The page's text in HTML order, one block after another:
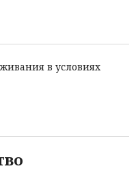
в условиях